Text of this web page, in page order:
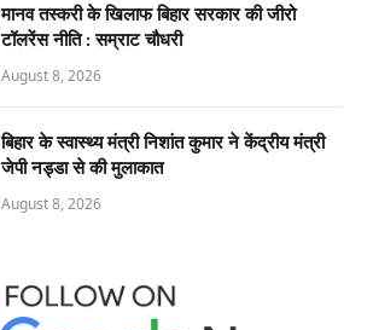
मानव तस्करी के खिलाफ बिहार सरकार की जीरो
टॉलरेंस नीति : सम्राट चौधरी
August 8, 2026
बिहार के स्वास्थ्य मंत्री निशांत कुमार ने केंद्रीय मंत्री
जेपी नड्डा से की मुलाकात
August 8, 2026